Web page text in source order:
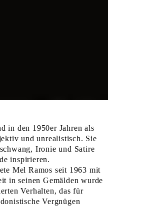
in den 1950er Jahren als
und unrealistisch. Sie
Ironie und Satire
inspirieren.
Mel Ramos seit 1963 mit
in seinen Gemälden wurde
Verhalten, das für
Vergnügen